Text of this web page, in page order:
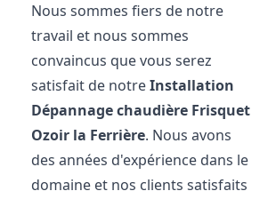
Nous sommes fiers de notre
travail et nous sommes
convaincus que vous serez
satisfait de notreInstallation
Dépannage chaudière Frisquet
Ozoir la Ferrière. Nous avons
des années d'expérience dans le
domaine et nos clients satisfaits